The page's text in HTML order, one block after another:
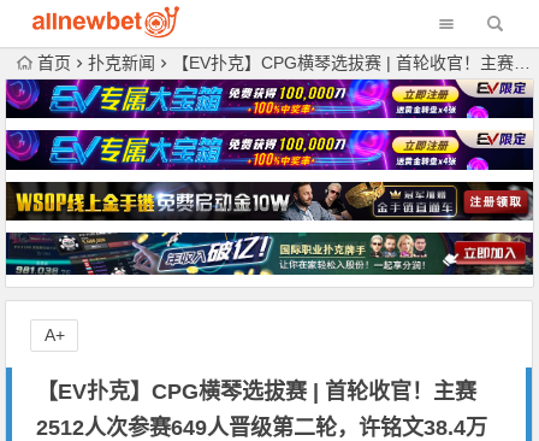
首页 扑克新闻 【EV扑克】CPG横琴选拔赛 | 首轮收官！主赛2512人次参赛649人晋级第二轮，许铭文38.4万记分牌数量领跑第一轮C组
【EV扑克】CPG横琴选拔赛 | 首轮收官！主赛
2512人次参赛649人晋级第二轮，许铭文38.4万
A+